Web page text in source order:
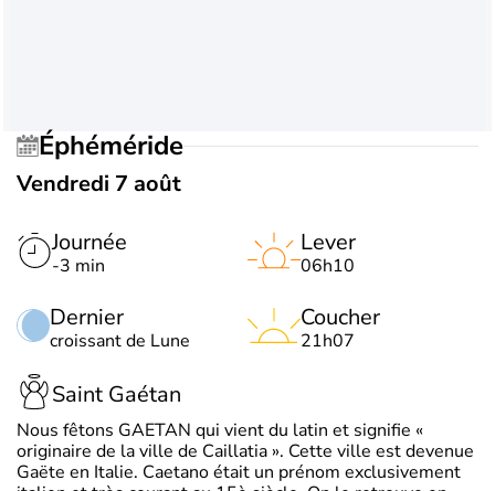
Éphéméride
Vendredi 7 août
Journée
-3 min
Dernier
croissant de Lune
Lever
06h10
Coucher
21h07
Saint Gaétan
Nous fêtons GAETAN qui vient du latin et signifie «
originaire de la ville de Caillatia ». Cette ville est devenue
Gaëte en Italie. Caetano était un prénom exclusivement